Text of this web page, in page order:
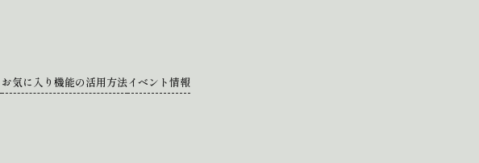
お気に入り機能の活用方法イベント情報